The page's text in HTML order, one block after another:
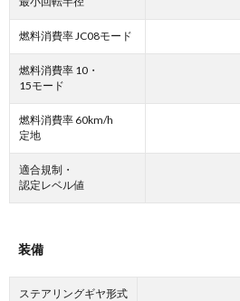
燃料消費率 JC08モード
燃料消費率 10・
15モード
燃料消費率 60km/h
定地
適合規制・
認定レベル値
装備
ステアリングギヤ形式